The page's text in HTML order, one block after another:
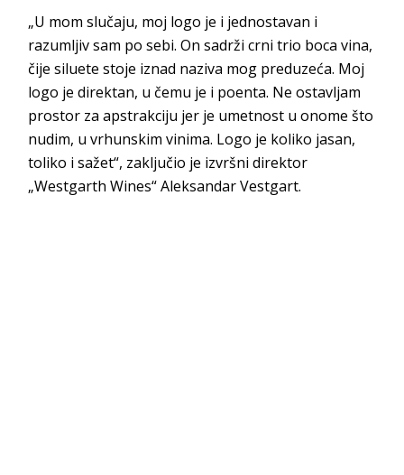
„U mom slučaju, moj logo je i jednostavan i
razumljiv sam po sebi. On sadrži crni trio boca vina,
čije siluete stoje iznad naziva mog preduzeća. Moj
logo je direktan, u čemu je i poenta. Ne ostavljam
prostor za apstrakciju jer je umetnost u onome što
nudim, u vrhunskim vinima. Logo je koliko jasan,
toliko i sažet“, zaključio je izvršni direktor
„Westgarth Wines“ Aleksandar Vestgart.